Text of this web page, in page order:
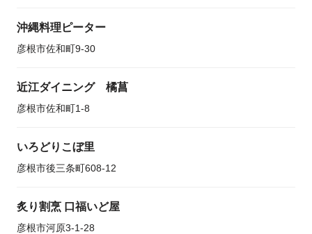
沖縄料理ピーター
彦根市佐和町9-30
近江ダイニング 橘菖
彦根市佐和町1-8
いろどりこぼ里
彦根市後三条町608-12
炙り割烹 口福いど屋
彦根市河原3-1-28